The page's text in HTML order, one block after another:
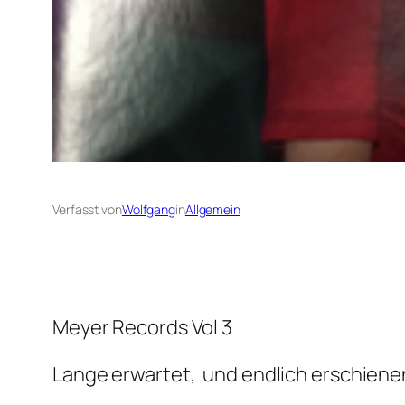
Verfasst vonWolfganginAllgemein
Meyer Records Vol 3
Lange erwartet, und endlich